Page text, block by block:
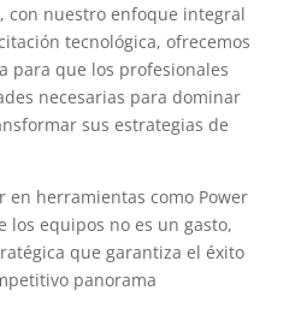
con nuestro enfoque integral
tecnológica, ofrecemos
para que los profesionales
necesarias para dominar
sus estrategias de
herramientas como Power
los equipos no es un gasto,
que garantiza el éxito
panorama